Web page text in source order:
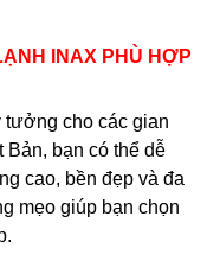
INAX PHÙ HỢP
tưởng cho các gian
bạn có thể dễ
cao, bền đẹp và đa
mẹo giúp bạn chọn